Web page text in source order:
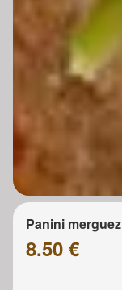
Panini merguez
8.50 €